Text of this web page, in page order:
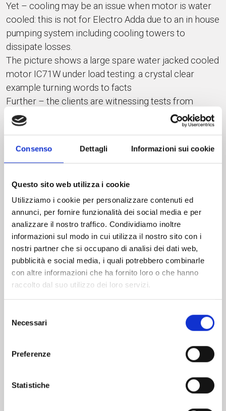
Consenso Dettagli Informazioni sui cookie
Questo sito web utilizza i cookie
Utilizziamo i cookie per personalizzare contenuti ed
annunci, per fornire funzionalità dei social media e per
analizzare il nostro traffico. Condividiamo inoltre
informazioni sul modo in cui utilizza il nostro sito con i
nostri partner che si occupano di analisi dei dati web,
pubblicità e social media, i quali potrebbero combinarle
con altre informazioni che ha fornito loro o che hanno
raccolto dal suo utilizzo dei loro servizi.
delNecessari
Preferenze
Statistiche
Yet – cooling may be an issue when motor is water
cooled: this is not for Electro Adda due to an in house
pumping system including cooling towers to
dissipate losses.
The picture shows a large spare water jacked cooled
motor IC71W under load testing: a crystal clear
example turning words to facts
Further – the clients are witnessing tests from
remote thanks to the video recording system. This
will save costs and allow people to see performance
Italian engineering and manufacturing excellence.
#watercooledmotor #FAT #waterjacket #madeinitaly
#manufacturing #excellence #Italianengineering
INDIETRO
ULTIMI PUBBLICATI